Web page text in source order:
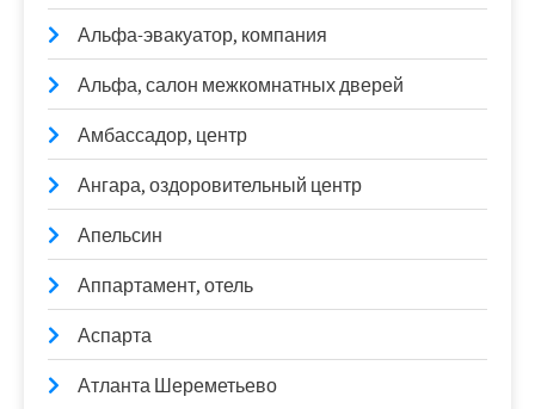
Альфа-эвакуатор, компания
Альфа, салон межкомнатных дверей
Амбассадор, центр
Ангара, оздоровительный центр
Апельсин
Аппартамент, отель
Аспарта
Атланта Шереметьево